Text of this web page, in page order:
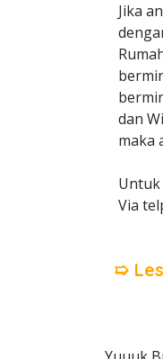
Jika
dan
maka
Untuk
Via
➯